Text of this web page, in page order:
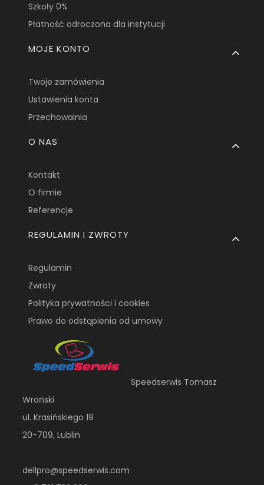
Szkoły 0%
Płatność odroczona dla instytucji
MOJE KONTO
Twoje zamówienia
Ustawienia konta
Przechowalnia
O NAS
Kontakt
O firmie
Referencje
REGULAMIN I ZWROTY
Regulamin
Zwroty
Polityka prywatności i cookies
Prawo do odstąpienia od umowy
Speedserwis Tomasz
Wroński
ul. Krasińskiego 19
20-709, Lublin
dellpro@speedserwis.com